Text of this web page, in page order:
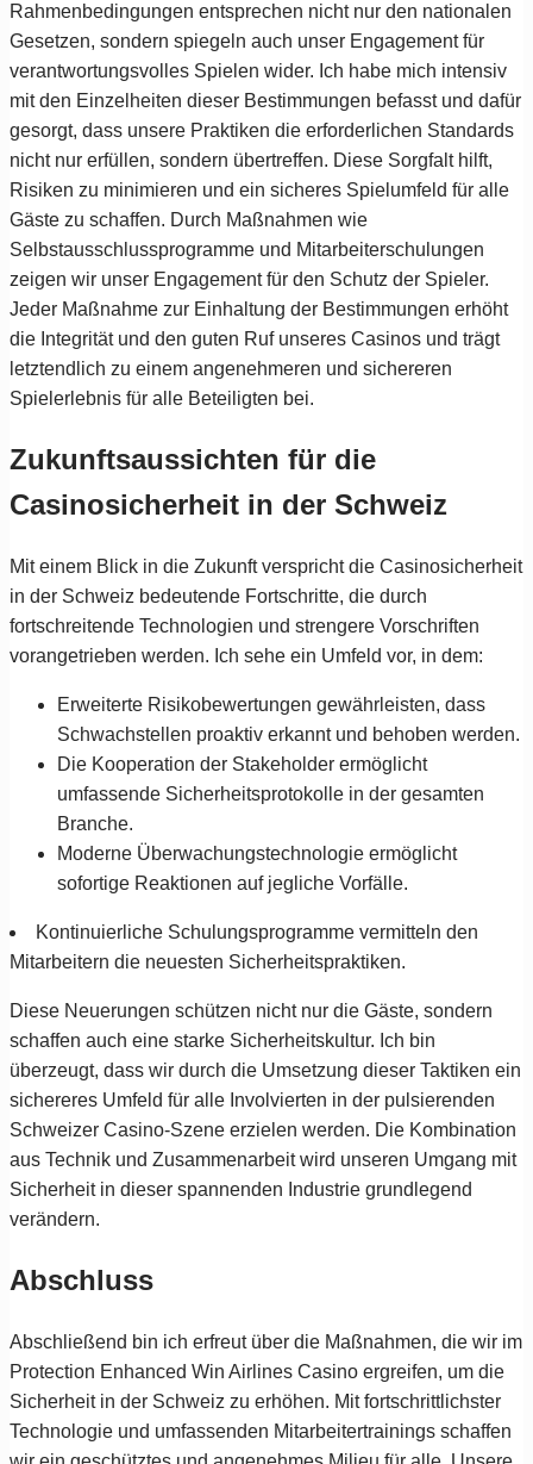
Rahmenbedingungen entsprechen nicht nur den nationalen
Gesetzen, sondern spiegeln auch unser Engagement für
verantwortungsvolles Spielen wider. Ich habe mich intensiv
mit den Einzelheiten dieser Bestimmungen befasst und dafür
gesorgt, dass unsere Praktiken die erforderlichen Standards
nicht nur erfüllen, sondern übertreffen. Diese Sorgfalt hilft,
Risiken zu minimieren und ein sicheres Spielumfeld für alle
Gäste zu schaffen. Durch Maßnahmen wie
Selbstausschlussprogramme und Mitarbeiterschulungen
zeigen wir unser Engagement für den Schutz der Spieler.
Jeder Maßnahme zur Einhaltung der Bestimmungen erhöht
die Integrität und den guten Ruf unseres Casinos und trägt
letztendlich zu einem angenehmeren und sichereren
Spielerlebnis für alle Beteiligten bei.
Zukunftsaussichten für die
Casinosicherheit in der Schweiz
Mit einem Blick in die Zukunft verspricht die Casinosicherheit
in der Schweiz bedeutende Fortschritte, die durch
fortschreitende Technologien und strengere Vorschriften
vorangetrieben werden. Ich sehe ein Umfeld vor, in dem:
Erweiterte Risikobewertungen gewährleisten, dass
Schwachstellen proaktiv erkannt und behoben werden.
Die Kooperation der Stakeholder ermöglicht
umfassende Sicherheitsprotokolle in der gesamten
Branche.
Moderne Überwachungstechnologie ermöglicht
sofortige Reaktionen auf jegliche Vorfälle.
Kontinuierliche Schulungsprogramme vermitteln den
Mitarbeitern die neuesten Sicherheitspraktiken.
Diese Neuerungen schützen nicht nur die Gäste, sondern
schaffen auch eine starke Sicherheitskultur. Ich bin
überzeugt, dass wir durch die Umsetzung dieser Taktiken ein
sichereres Umfeld für alle Involvierten in der pulsierenden
Schweizer Casino-Szene erzielen werden. Die Kombination
aus Technik und Zusammenarbeit wird unseren Umgang mit
Sicherheit in dieser spannenden Industrie grundlegend
verändern.
Abschluss
Abschließend bin ich erfreut über die Maßnahmen, die wir im
Protection Enhanced Win Airlines Casino ergreifen, um die
Sicherheit in der Schweiz zu erhöhen. Mit fortschrittlichster
Technologie und umfassenden Mitarbeitertrainings schaffen